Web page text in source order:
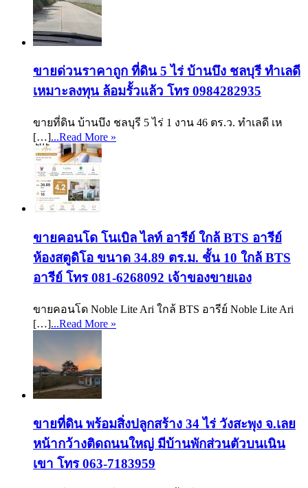
ขายด่วนราคาถูก ที่ดิน 5 ไร่ บ้านบึง ชลบุรี ทำเลดี
เหมาะลงทุน ล้อมรั้วแล้ว โทร 0984282935
ขายที่ดิน บ้านบึง ชลบุรี 5 ไร่ 1 งาน 46 ตร.ว. ทำเลดี เห
[…]...Read More »
ขายคอนโด โนเบิล ไลท์ อารีย์ ใกล้ BTS อารีย์
ห้องสตูดิโอ ขนาด 34.89 ตร.ม. ชั้น 10 ใกล้ BTS
อารีย์ โทร 081-6268092 เจ้าของขายเอง
ขายคอนโด Noble Lite Ari ใกล้ BTS อารีย์ Noble Lite Ari
[…]...Read More »
ขายที่ดิน พร้อมสิ่งปลูกสร้าง 34 ไร่ วังสะพุง จ.เลย
หน้ากว้างติดถนนใหญ่ มีบ้านพักส่วนตัวบนเนิน
เขา โทร 063-7183959